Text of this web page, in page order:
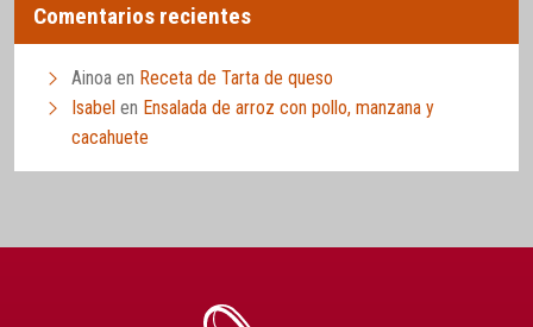
Comentarios recientes
Ainoa en Receta de Tarta de queso
Isabel en Ensalada de arroz con pollo, manzana y
cacahuete